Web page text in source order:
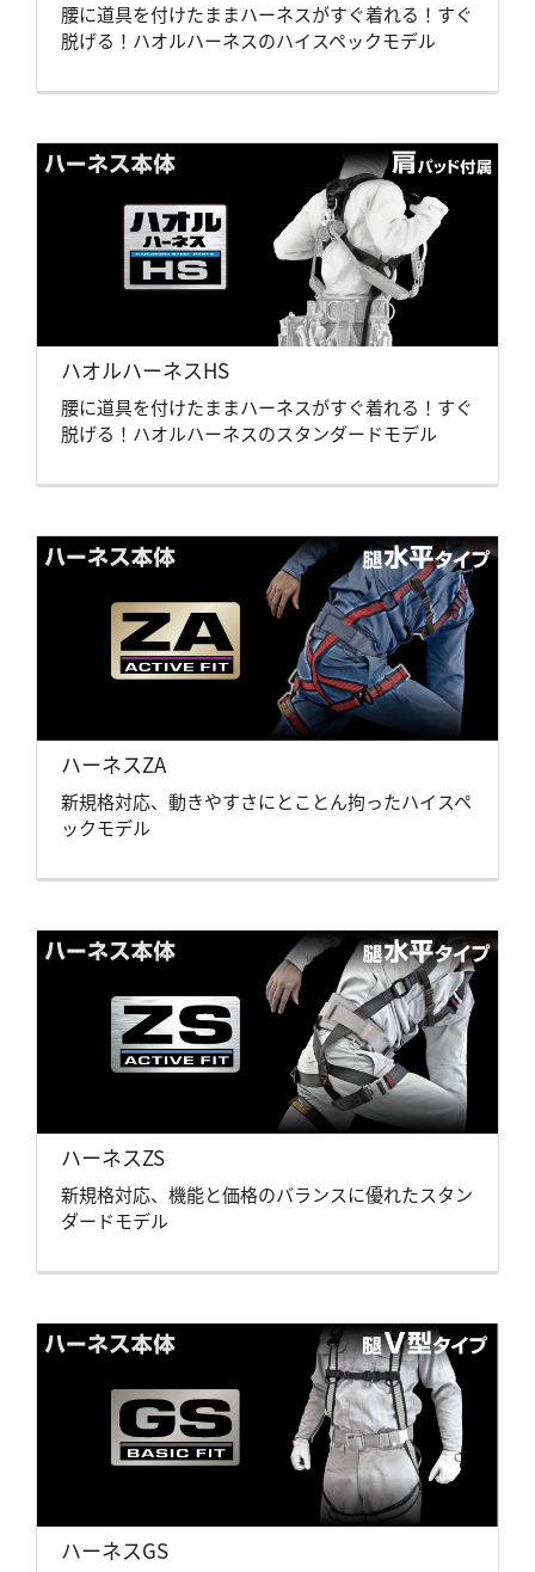
腰に道具を付けたままハーネスがすぐ着れる！すぐ
脱げる！ハオルハーネスのハイスペックモデル
ハオルハーネスHS
腰に道具を付けたままハーネスがすぐ着れる！すぐ
脱げる！ハオルハーネスのスタンダードモデル
ハーネスZA
新規格対応、動きやすさにとことん拘ったハイスペ
ックモデル
ハーネスZS
新規格対応、機能と価格のバランスに優れたスタン
ダードモデル
ハーネスGS